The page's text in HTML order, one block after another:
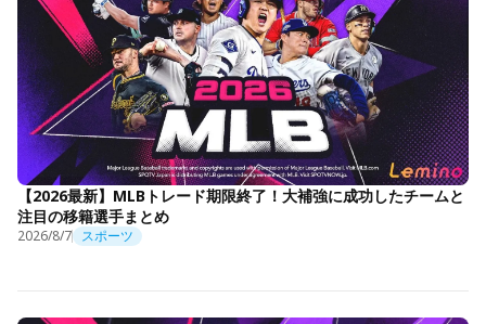
【2026最新】MLBトレード期限終了！大補強に成功したチームと
注目の移籍選手まとめ
2026/8/7 スポーツ